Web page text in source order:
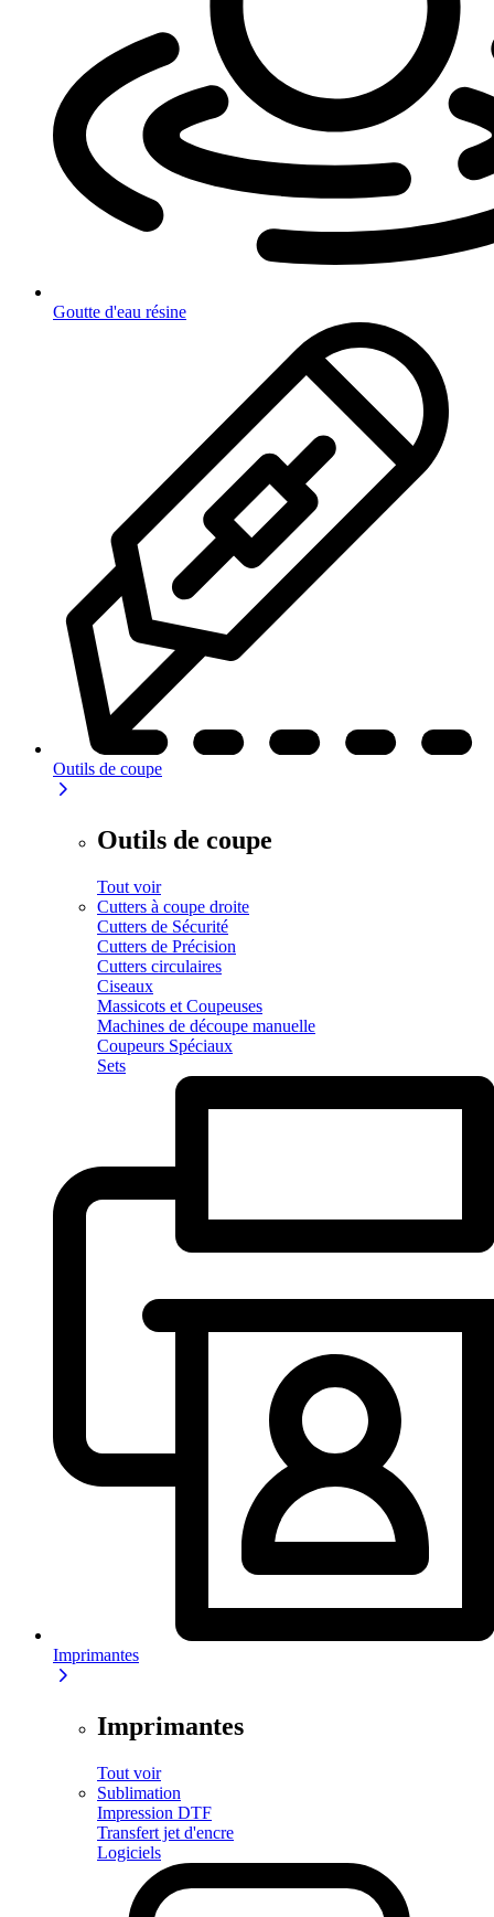
Goutte d'eau résine
Outils de coupe
Outils de coupe
Tout voir
Cutters à coupe droite
Cutters de Sécurité
Cutters de Précision
Cutters circulaires
Ciseaux
Massicots et Coupeuses
Machines de découpe manuelle
Coupeurs Spéciaux
Sets
Imprimantes
Imprimantes
Tout voir
Sublimation
Impression DTF
Transfert jet d'encre
Logiciels